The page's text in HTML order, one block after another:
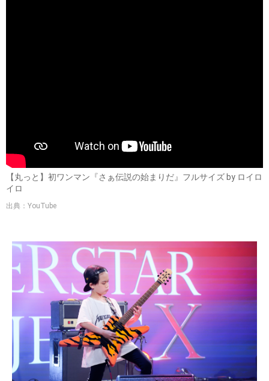
【丸っと】初ワンマン『さぁ伝説の始まりだ』フルサイズ by ロイロ
イロ
出典：YouTube